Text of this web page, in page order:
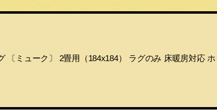
ミューク〕 2畳用（184x184） ラグのみ 床暖房対応